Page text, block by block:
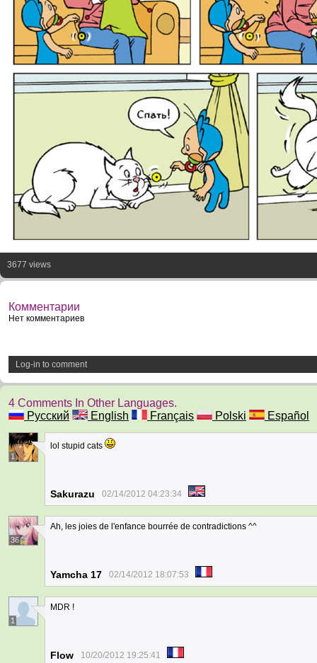
3677 views
Комментарии
Нет комментариев
Log-in to comment
4 Comments In Other Languages.
Русский
English Français Polski Español
1
lol stupid cats
Sakurazu 02/14/2012 04:23:34
36
Ah, les joies de l'enfance bourrée de contradictions ^^
Yamcha 17 02/14/2012 18:07:53
1
MDR !
Flow 10/20/2012 19:25:41